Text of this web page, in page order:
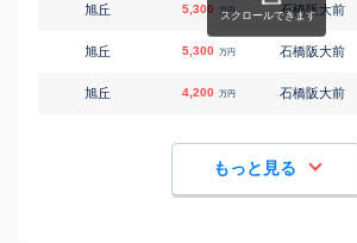
旭丘 5,300 万円 石橋阪大前
旭丘 5,300 万円 石橋阪大前
旭丘 4,200 万円 石橋阪大前
もっと見る